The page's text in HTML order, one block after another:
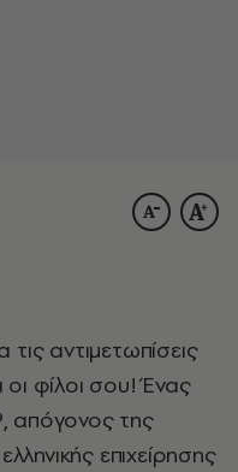
τις αντιμετωπίσεις
οι φίλοι σου! Ένας
απόγονος της
επιχείρησης